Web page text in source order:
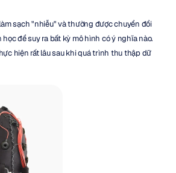
sạch "nhiễu" và thường được chuyển đổi
để suy ra bất kỳ mô hình có ý nghĩa nào.
hiện rất lâu sau khi quá trình thu thập dữ